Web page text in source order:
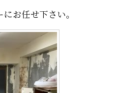
お任せ下さい。